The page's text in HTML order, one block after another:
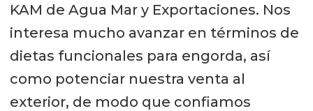
KAM de Agua Mar y Exportaciones. Nos
interesa mucho avanzar en términos de
dietas funcionales para engorda, así
como potenciar nuestra venta al
exterior, de modo que confiamos